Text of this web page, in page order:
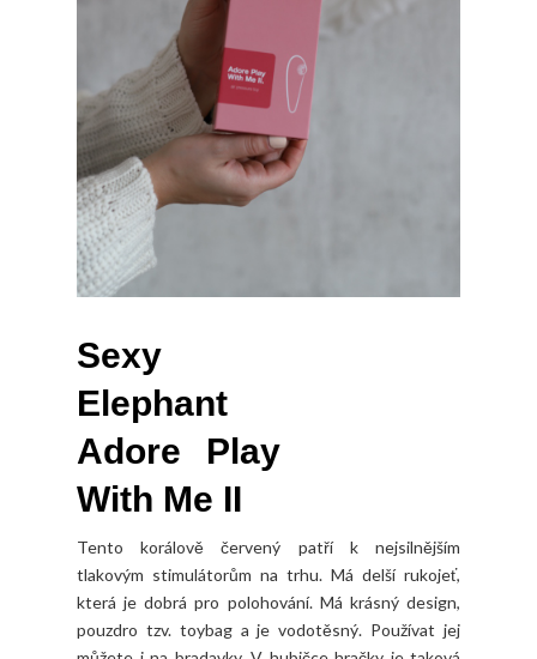
Sexy
Elephant
Adore Play
With Me II
Tento korálově červený patří k nejsilnějším
tlakovým stimulátorům na trhu. Má delší rukojeť,
která je dobrá pro polohování. Má krásný design,
pouzdro tzv. toybag a je vodotěsný. Používat jej